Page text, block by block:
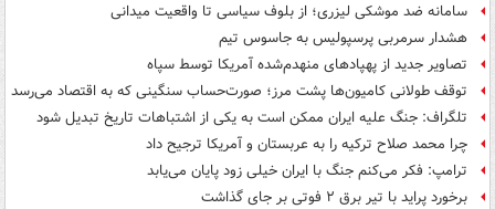
سامانه ضد موشکی لیزری؛ از بلوف سیاسی تا واقعیت میدانی
هشدار سرمربی پرسپولیس به جاسوس تیم
تصاویر جدید از پهپادهای منهدم‌شده آمریکا توسط سپاه
توقف طولانی کامیون‌ها پشت مرز؛ صورت‌حساب سنگینی که به اقتصاد می‌رسد
تلگراف: جنگ علیه ایران ممکن است به یکی از اشتباهات تاریخ تبدیل شود
چرا محمد صلاح ترکیه را به عربستان و آمریکا ترجیح داد
ترامپ: فکر می‌کنم جنگ با ایران خیلی زود پایان می‌یابد
برخورد پراید با تیر برق ۲ فوتی بر جای گذاشت